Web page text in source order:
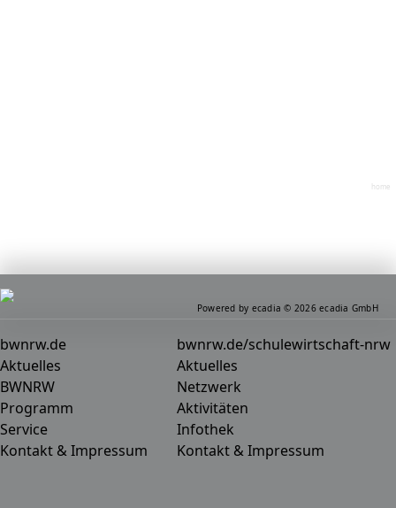
home
bwnrw.de
Aktuelles
BWNRW
Programm
Service
Kontakt & Impressum
bwnrw.de/schulewirtschaft-nrw
Aktuelles
Netzwerk
Aktivitäten
Infothek
Kontakt & Impressum
Powered by ecadia © 2026 ecadia GmbH